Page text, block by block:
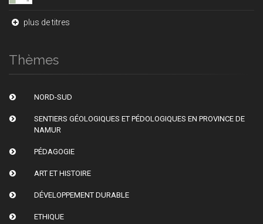
plus de titres
Thèmes
NORD-SUD
SENTIERS GÉOLOGIQUES ET PÉDOLOGIQUES EN PROVINCE DE
NAMUR
PÉDAGOGIE
ART ET HISTOIRE
DÉVELOPPEMENT DURABLE
ETHIQUE